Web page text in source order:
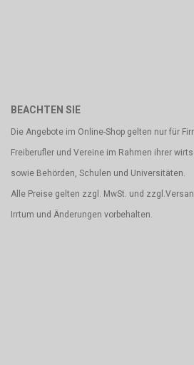
BEACHTEN SIE
Die Angebote im Online-Shop gelten nur für
Freiberufler und Vereine im Rahmen ihrer
sowie Behörden, Schulen und Universitäten.
Alle Preise gelten zzgl. MwSt. und
Irrtum und Änderungen vorbehalten.